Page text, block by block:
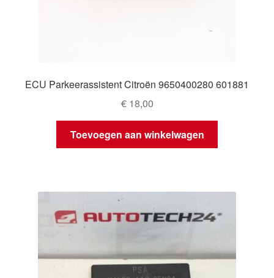
ECU Parkeerassistent Citroën 9650400280 601881
€18,00
Toevoegen aan winkelwagen